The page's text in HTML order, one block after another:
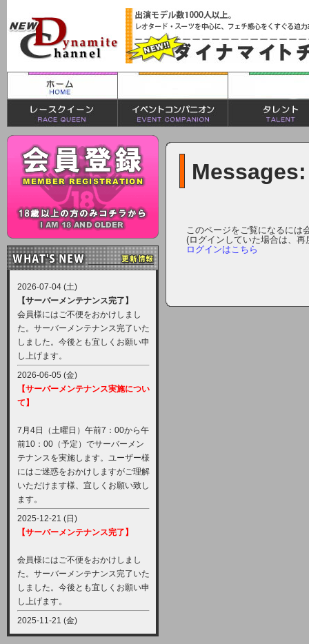
2026-07-04 (土)
【サーバーメンテナンス完了】
会員様にはご不便をおかけしまし
た。サーバーメンテナンス完了いた
しました。今後とも宜しくお願い申
し上げます。
2026-06-05 (金)
【サーバーメンテナンス実施につい
て】
7月4日（土曜日）午前7：00から午
前10：00（予定）でサーバーメン
テナンスを実施します。ユーザー様
にはご迷惑をおかけしますがご理解
いただけます様、宜しくお願い致し
ます。
2025-12-21 (日)
【サーバーメンテナンス完了】
会員様にはご不便をおかけしまし
た。サーバーメンテナンス完了いた
しました。今後とも宜しくお願い申
し上げます。
2025-11-21 (金)
【サーバーメンテナンス実施につい
Messages:
このページをご覧になるには
(ログインしていた場合は、
ログインはこちら